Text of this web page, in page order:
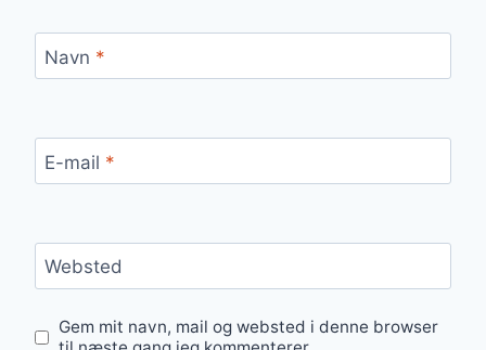
Navn *
E-mail *
Websted
Gem mit navn, mail og websted i denne browser